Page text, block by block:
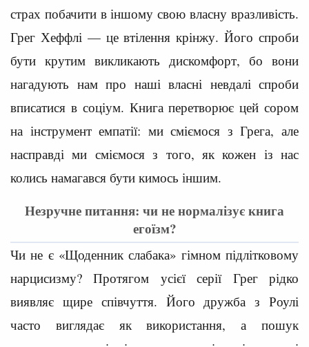
страх побачити в іншому свою власну вразливість.
Грег Хеффлі — це втілення крінжу. Його спроби
бути крутим викликають дискомфорт, бо вони
нагадують нам про наші власні невдалі спроби
вписатися в соціум. Книга перетворює цей сором
на інструмент емпатії: ми сміємося з Грега, але
насправді ми сміємося з того, як кожен із нас
колись намагався бути кимось іншим.
Незручне питання: чи не нормалізує книга
егоїзм?
Чи не є «Щоденник слабака» гімном підлітковому
нарцисизму? Протягом усієї серії Грег рідко
виявляє щире співчуття. Його дружба з Роулі
часто виглядає як використання, а пошук